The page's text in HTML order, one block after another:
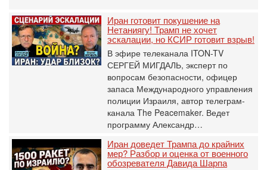
Иран готовит покушение на
Нетаниягу! Трамп не хочет
эскалации, но КСИР готовит взрыв!
В эфире телеканала ITON-TV
СЕРГЕЙ МИГДАЛЬ, эксперт по
вопросам безопасности, офицер
запаса Международного управления
полиции Израиля, автор телеграм-
канала The Peacemaker. Ведет
программу Александр…
Иран доведет Трампа до крайних
мер? Разбор и оценка от военного
обозревателя Давида Шарпа